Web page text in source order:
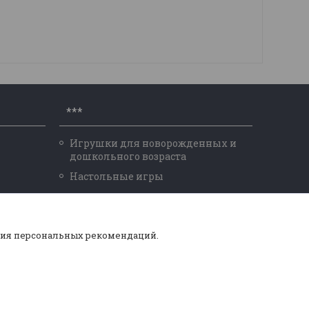
***
Игрушки для новорожденных и
дошкольного возраста
Настольные игры
персональных рекомендаций.